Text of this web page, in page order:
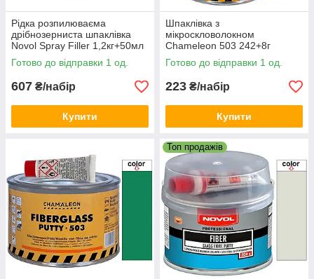
Рідка розпилюваєма
дрібнозерниста шпаклівка
Novol Spray Filler 1,2кг+50мл
Готово до відправки 1 од.
607 ₴/набір
Купити
Шпаклівка з
мікроскловолокном
Chameleon 503 242+8г
Готово до відправки 1 од.
223 ₴/набір
Купити
Топ продажів